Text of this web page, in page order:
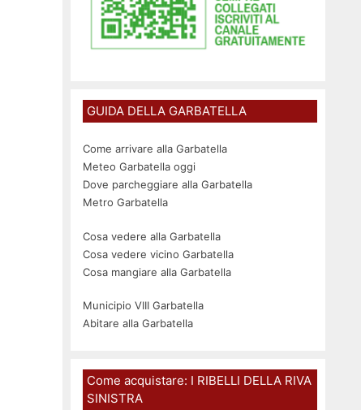
GUIDA DELLA GARBATELLA
Come arrivare alla Garbatella
Meteo Garbatella oggi
Dove parcheggiare alla Garbatella
Metro Garbatella
Cosa vedere alla Garbatella
Cosa vedere vicino Garbatella
Cosa mangiare alla Garbatella
Municipio VIII Garbatella
Abitare alla Garbatella
Come acquistare: I RIBELLI DELLA RIVA
SINISTRA